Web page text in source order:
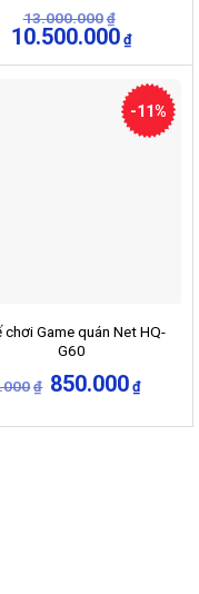
13.000.000 ₫
Giá
gốc
là:
10.500.000 ₫Giá
tại
-11%
chơi Game quán Net HQ-
G60
₫ Giá
gốc
950.000₫.
850.000 ₫
là: